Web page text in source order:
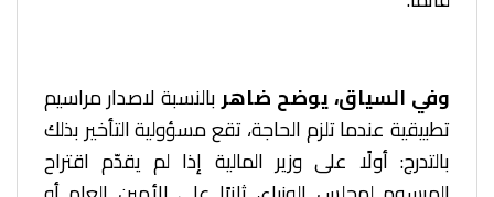
وفي السياق، يوضح ضاهربالنسبة لاصدار مراسيم
تطبيقية عندما تلزم الحاجة، تقع مسؤولية التأخير بذلك
بالتدرج: أولًا على وزير المالية إذا لم يقدّم اقتراح